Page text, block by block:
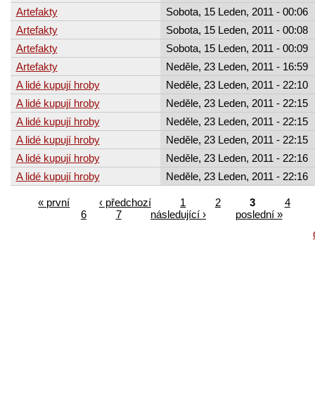
Artefakty
Sobota, 15 Leden, 2011 - 00:06
Artefakty
Sobota, 15 Leden, 2011 - 00:08
Artefakty
Sobota, 15 Leden, 2011 - 00:09
Artefakty
Neděle, 23 Leden, 2011 - 16:59
A lidé kupují hroby
Neděle, 23 Leden, 2011 - 22:10
A lidé kupují hroby
Neděle, 23 Leden, 2011 - 22:15
A lidé kupují hroby
Neděle, 23 Leden, 2011 - 22:15
A lidé kupují hroby
Neděle, 23 Leden, 2011 - 22:15
A lidé kupují hroby
Neděle, 23 Leden, 2011 - 22:16
A lidé kupují hroby
Neděle, 23 Leden, 2011 - 22:16
« první ‹ předchozí 1 2 3
4
6
7 následující ›
poslední »